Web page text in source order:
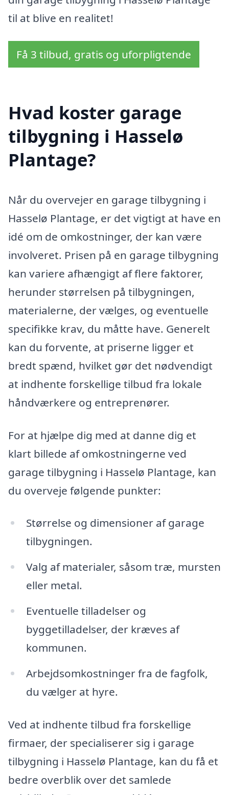
til at blive en realitet!
Få 3 tilbud, gratis og uforpligtende
Hvad koster garage
tilbygning i Hasselø
Plantage?
Når du overvejer en garage tilbygning i
Hasselø Plantage, er det vigtigt at have en
idé om de omkostninger, der kan være
involveret. Prisen på en garage tilbygning
kan variere afhængigt af flere faktorer,
herunder størrelsen på tilbygningen,
materialerne, der vælges, og eventuelle
specifikke krav, du måtte have. Generelt
kan du forvente, at priserne ligger et
bredt spænd, hvilket gør det nødvendigt
at indhente forskellige tilbud fra lokale
håndværkere og entreprenører.
For at hjælpe dig med at danne dig et
klart billede af omkostningerne ved
garage tilbygning i Hasselø Plantage, kan
du overveje følgende punkter:
Størrelse og dimensioner af garage
tilbygningen.
Valg af materialer, såsom træ, mursten
eller metal.
Eventuelle tilladelser og
byggetilladelser, der kræves af
kommunen.
Arbejdsomkostninger fra de fagfolk,
du vælger at hyre.
Ved at indhente tilbud fra forskellige
firmaer, der specialiserer sig i garage
tilbygning i Hasselø Plantage, kan du få et
bedre overblik over det samlede